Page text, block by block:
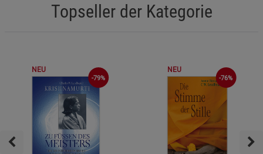
Topseller der Kategorie
NEU
-79%
NEU
-76%